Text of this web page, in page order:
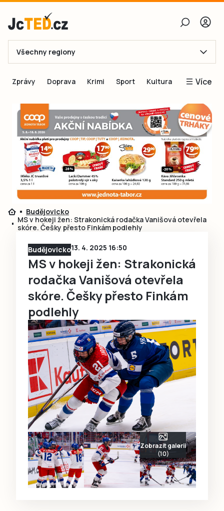
E-mail
Obnovit heslo
Přihlásit se
Přihlásit se přes Facebook
Ještě nemám účet, chci seRegistrovat
Všechny regiony
Zprávy Doprava Krimi Sport Kultura Více
Inspirace
Čtenáři píší
Speciální přílohy
Inzerce
Budějovicko
MS v hokeji žen: Strakonická rodačka Vanišová otevřela
skóre. Češky přesto Finkám podlehly
Budějovicko13. 4. 2025 16:50
MS v hokeji žen: Strakonická
rodačka Vanišová otevřela
skóre. Češky přesto Finkám
podlehly
Zobrazit galerii
(10)